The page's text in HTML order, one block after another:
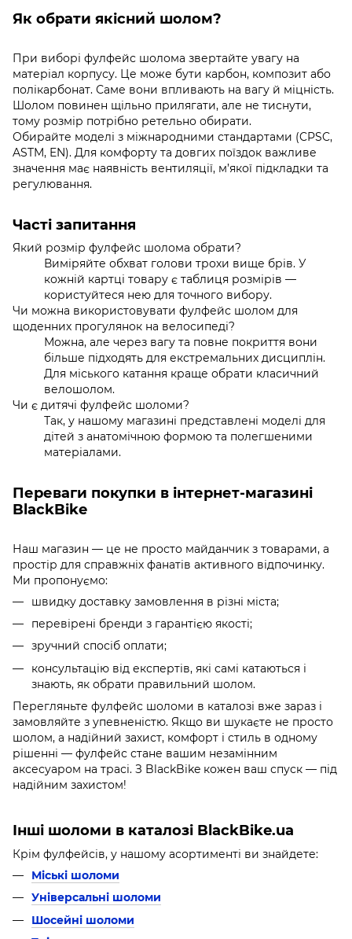
Як обрати якісний шолом?
При виборі фулфейс шолома звертайте увагу на
матеріал корпусу. Це може бути карбон, композит або
полікарбонат. Саме вони впливають на вагу й міцність.
Шолом повинен щільно прилягати, але не тиснути,
тому розмір потрібно ретельно обирати.
Обирайте моделі з міжнародними стандартами (CPSC,
ASTM, EN). Для комфорту та довгих поїздок важливе
значення має наявність вентиляції, м’якої підкладки та
регулювання.
Часті запитання
Який розмір фулфейс шолома обрати?
Виміряйте обхват голови трохи вище брів. У
кожній картці товару є таблиця розмірів —
користуйтеся нею для точного вибору.
Чи можна використовувати фулфейс шолом для
щоденних прогулянок на велосипеді?
Можна, але через вагу та повне покриття вони
більше підходять для екстремальних дисциплін.
Для міського катання краще обрати класичний
велошолом.
Чи є дитячі фулфейс шоломи?
Так, у нашому магазині представлені моделі для
дітей з анатомічною формою та полегшеними
матеріалами.
Переваги покупки в інтернет-магазині
BlackBike
Наш магазин — це не просто майданчик з товарами, а
простір для справжніх фанатів активного відпочинку.
Ми пропонуємо:
швидку доставку замовлення в різні міста;
перевірені бренди з гарантією якості;
зручний спосіб оплати;
консультацію від експертів, які самі катаються і
знають, як обрати правильний шолом.
Перегляньте фулфейс шоломи в каталозі вже зараз і
замовляйте з упевненістю. Якщо ви шукаєте не просто
шолом, а надійний захист, комфорт і стиль в одному
рішенні — фулфейс стане вашим незамінним
аксесуаром на трасі. З BlackBike кожен ваш спуск — під
надійним захистом!
Інші шоломи в каталозі BlackBike.ua
Крім фулфейсів, у нашому асортименті ви знайдете:
Міські шоломи
Універсальні шоломи
Шосейні шоломи